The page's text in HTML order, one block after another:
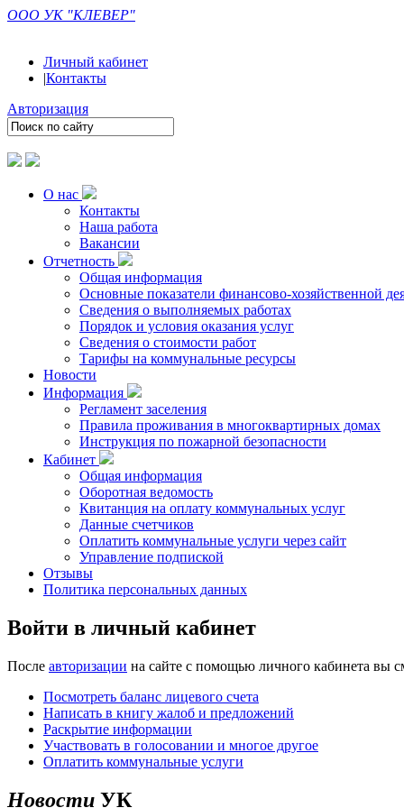
ООО УК "КЛЕВЕР"
Личный кабинет
|Контакты
Авторизация
О нас
Контакты
Наша работа
Вакансии
Отчетность
Общая информация
Основные показатели финансово-хозяйственной
Сведения о выполняемых работах
Порядок и условия оказания услуг
Сведения о стоимости работ
Тарифы на коммунальные ресурсы
Новости
Информация
Регламент заселения
Правила проживания в многоквартирных домах
Инструкция по пожарной безопасности
Кабинет
Общая информация
Оборотная ведомость
Квитанция на оплату коммунальных услуг
Данные счетчиков
Оплатить коммунальные услуги через сайт
Управление подпиской
Отзывы
Политика персональных данных
Войти в личный кабинет
После авторизации на сайте с помощью личного кабинета вы
Посмотреть баланс лицевого счета
Написать в книгу жалоб и предложений
Раскрытие информации
Участвовать в голосовании и многое другое
Оплатить коммунальные услуги
Новости УК